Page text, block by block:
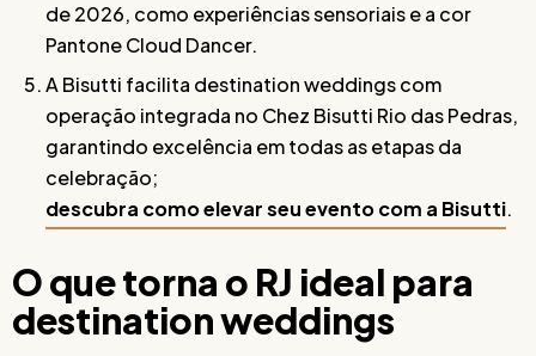
de 2026, como experiências sensoriais e a cor
Pantone Cloud Dancer.
A Bisutti facilita destination weddings com
operação integrada no Chez Bisutti Rio das Pedras,
garantindo excelência em todas as etapas da
celebração;
descubra como elevar seu evento com a Bisutti.
O que torna o RJ ideal para
destination weddings